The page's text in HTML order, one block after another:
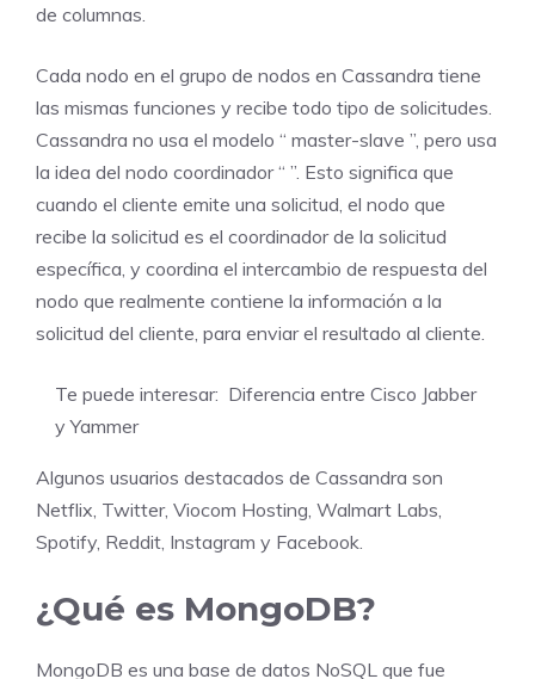
de columnas.
Cada nodo en el grupo de nodos en Cassandra tiene
las mismas funciones y recibe todo tipo de solicitudes.
Cassandra no usa el modelo “ master-slave ”, pero usa
la idea del nodo coordinador “ ”. Esto significa que
cuando el cliente emite una solicitud, el nodo que
recibe la solicitud es el coordinador de la solicitud
específica, y coordina el intercambio de respuesta del
nodo que realmente contiene la información a la
solicitud del cliente, para enviar el resultado al cliente.
Te puede interesar: Diferencia entre Cisco Jabber
y Yammer
Algunos usuarios destacados de Cassandra son
Netflix, Twitter, Viocom Hosting, Walmart Labs,
Spotify, Reddit, Instagram y Facebook.
¿Qué es MongoDB?
MongoDB es una base de datos NoSQL que fue